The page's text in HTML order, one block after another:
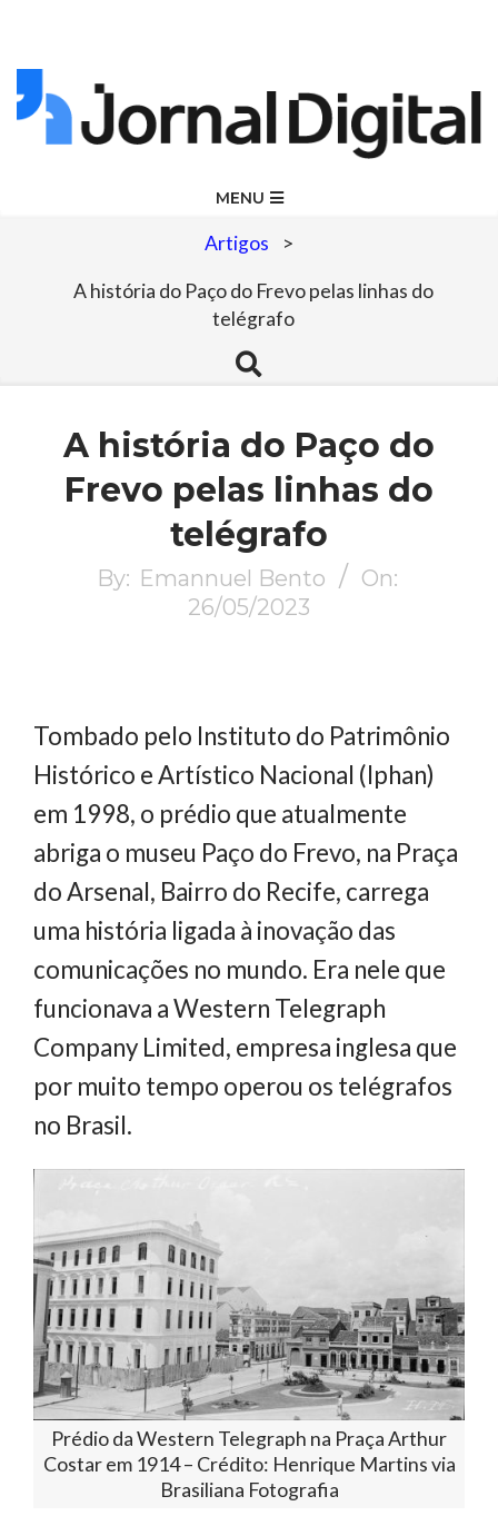
Skip
to
Jornal
Digital
MENU
Artigos >
A história do Paço do Frevo pelas linhas do
telégrafo
Search
A história do Paço do
Frevo pelas linhas do
telégrafo
By: Emannuel Bento
On:
26/05/2023
Tombado pelo Instituto do Patrimônio
Histórico e Artístico Nacional (Iphan)
em 1998, o prédio que atualmente
abriga o museu Paço do Frevo, na Praça
do Arsenal, Bairro do Recife, carrega
uma história ligada à inovação das
comunicações no mundo. Era nele que
funcionava a Western Telegraph
Company Limited, empresa inglesa que
por muito tempo operou os telégrafos
no Brasil.
Prédio da Western Telegraph na Praça Arthur
Costar em 1914 – Crédito: Henrique Martins via
Brasiliana Fotografia